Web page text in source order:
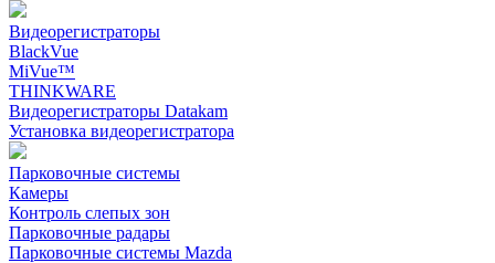
Видеорегистраторы
BlackVue
MiVue™
THINKWARE
Видеорегистраторы Datakam
Установка видеорегистратора
Парковочные системы
Камеры
Контроль слепых зон
Парковочные радары
Парковочные системы Mazda